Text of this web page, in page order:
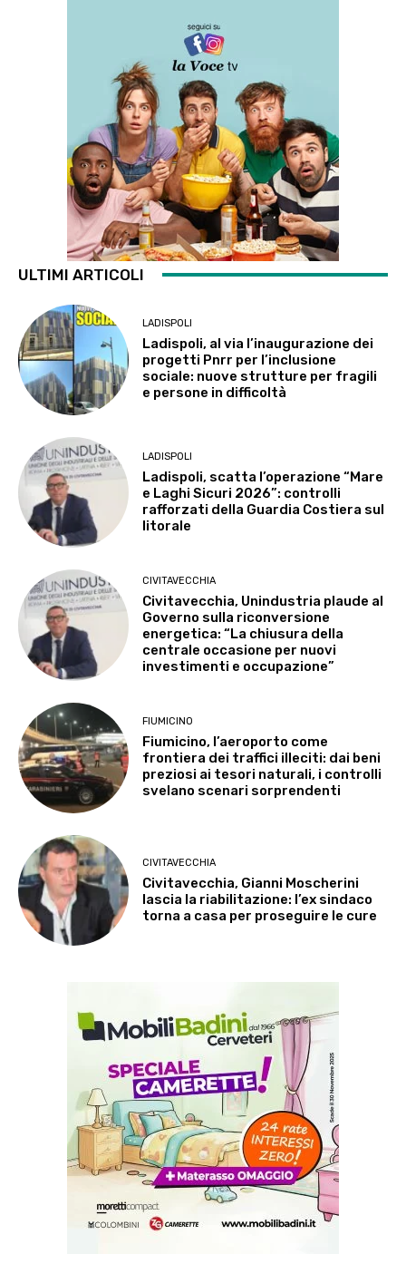
ULTIMI ARTICOLI
LADISPOLI
Ladispoli, al via l’inaugurazione dei
progetti Pnrr per l’inclusione
sociale: nuove strutture per fragili
e persone in difficoltà
LADISPOLI
Ladispoli, scatta l’operazione “Mare
e Laghi Sicuri 2026”: controlli
rafforzati della Guardia Costiera sul
litorale
CIVITAVECCHIA
Civitavecchia, Unindustria plaude al
Governo sulla riconversione
energetica: “La chiusura della
centrale occasione per nuovi
investimenti e occupazione”
FIUMICINO
Fiumicino, l’aeroporto come
frontiera dei traffici illeciti: dai beni
preziosi ai tesori naturali, i controlli
svelano scenari sorprendenti
CIVITAVECCHIA
Civitavecchia, Gianni Moscherini
lascia la riabilitazione: l’ex sindaco
torna a casa per proseguire le cure